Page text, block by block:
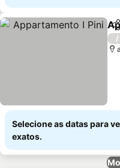
/
Selecione as datas para
exatos.